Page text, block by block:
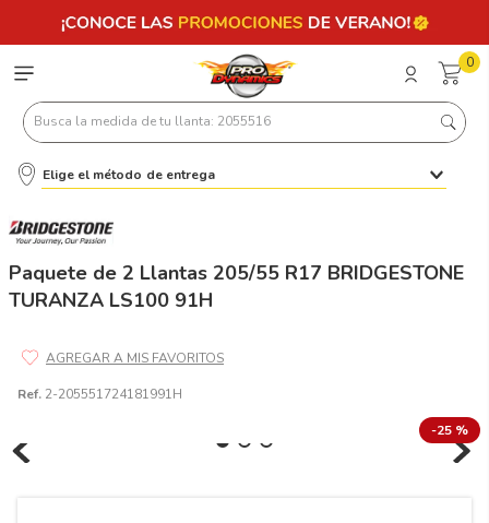
0
Busca la medida de tu llanta: 2055516
Elige el método de entrega
Paquete de 2 Llantas 205/55 R17 BRIDGESTONE
TURANZA LS100 91H
Ref. 2-205551724181991H
-25 %
Términos más buscados
.
7 195 65 15